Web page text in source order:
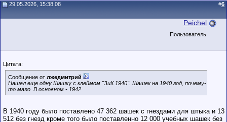
29.05.2026, 15:38:08 #6
Peichel
Пользователь
Цитата:
Сообщение от лжедмитрий
Нашел еще одну Шашку с клеймом "ЗиК 1940". Шашек на 1940 год, почему-
то мало. В основном - 1942
В 1940 году было поставлено 47 362 шашек с гнездами для штыка и 13
512 без гнезд кроме того было поставленно 12 000 учебных шашек без